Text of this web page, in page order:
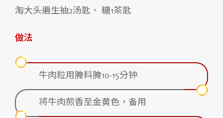
淘大头遍生抽2汤匙、 糖1茶匙
做法
牛肉粒用腌料腌10-15分钟
将牛肉煎香至金黄色，备用